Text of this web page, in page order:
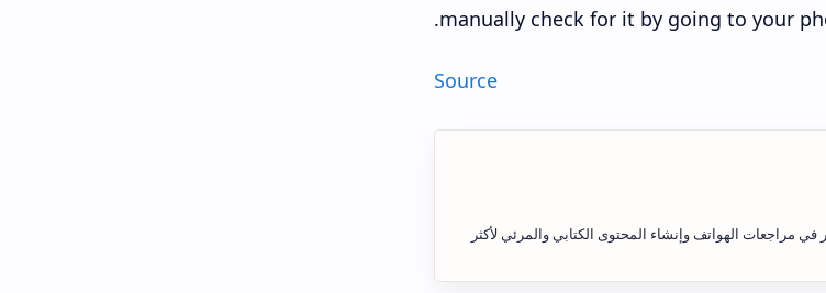
manually check for it by going to your
Source
مراجعات الهواتف وإنشاء المحتوى الكتابي والمرئي لأكثر